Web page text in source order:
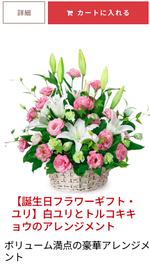
詳細 カートに入れる
【誕生日フラワーギフト・
ユリ】白ユリとトルコキキ
ョウのアレンジメント
ボリューム満点の豪華アレンジメ
ント